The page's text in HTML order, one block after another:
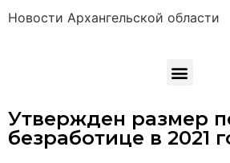
Новости Архангельской области
Утвержден размер
безработице в 2021